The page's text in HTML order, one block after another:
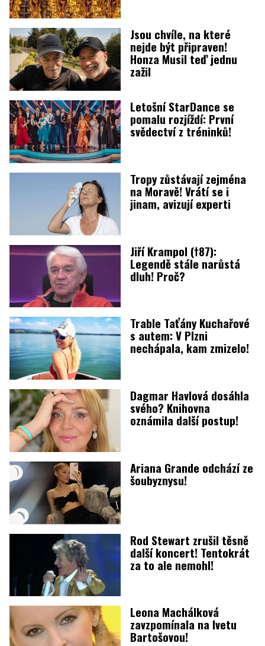
Jsou chvíle, na které
nejde být připraven!
Honza Musil teď jednu
zažil
Letošní StarDance se
pomalu rozjíždí: První
svědectví z tréninků!
Tropy zůstávají zejména
na Moravě! Vrátí se i
jinam, avizují experti
Jiří Krampol (†87):
Legendě stále narůstá
dluh! Proč?
Trable Taťány Kuchařové
s autem: V Plzni
nechápala, kam zmizelo!
Dagmar Havlová dosáhla
svého? Knihovna
oznámila další postup!
Ariana Grande odchází ze
šoubyznysu!
Rod Stewart zrušil těsně
další koncert! Tentokrát
za to ale nemohl!
Leona Machálková
zavzpomínala na Ivetu
Bartošovou!